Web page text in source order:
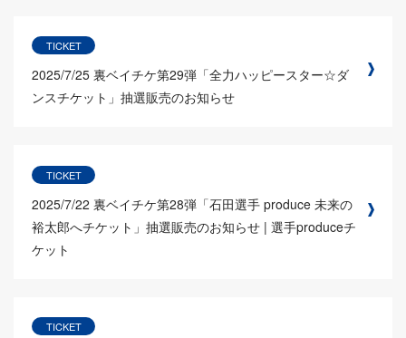
TICKET
2025/7/25 裏ベイチケ第29弾「全力ハッピースター☆ダ
ンスチケット」抽選販売のお知らせ
TICKET
2025/7/22 裏ベイチケ第28弾「石田選手 produce 未来の
裕太郎へチケット」抽選販売のお知らせ | 選手produceチ
ケット
TICKET